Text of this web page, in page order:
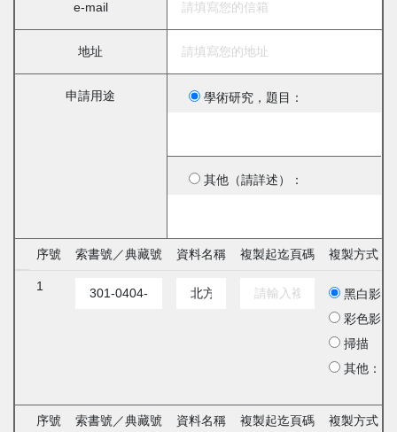
e-mail
地址
申請用途 學術研究，題目：
其他（請詳述）：
序號 索書號／典藏號 資料名稱 複製起迄頁碼 複製方式
1
黑白影印
彩色影印
掃描
其他：
序號 索書號／典藏號 資料名稱 複製起迄頁碼 複製方式